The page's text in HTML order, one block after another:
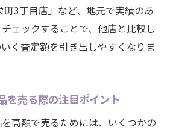
町3丁目店」など、地元で実績のあ
ェックすることで、他店と比較し
く査定額を引き出しやすくなりま
を売る際の注目ポイント
高額で売るためには、いくつかの